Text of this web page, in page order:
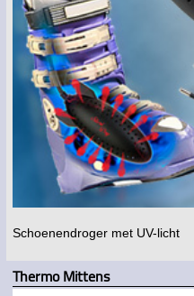
Schoenendroger met UV-licht
Thermo Mittens